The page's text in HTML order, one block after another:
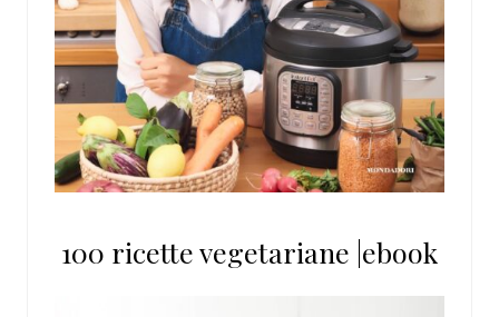
100 ricette vegetariane |ebook